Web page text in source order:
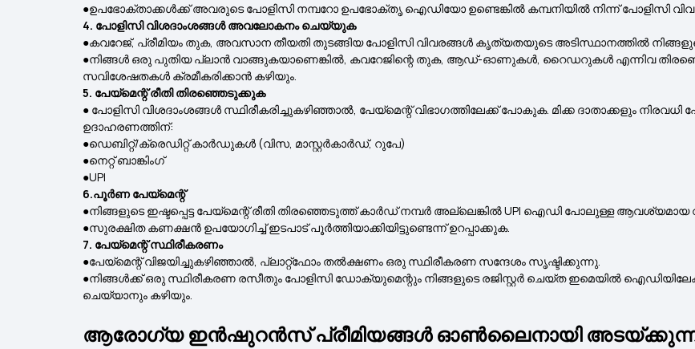
●ഉപഭോക്താക്കൾക്ക് അവരുടെ പോളിസി നമ്പറോ ഉപഭോക്തൃ ഐഡിയോ ഉണ്ടെങ്കിൽ കമ്പനിയിൽ നിന്ന് പോളിസി
4. പോളിസി വിശദാംശങ്ങൾ അവലോകനം ചെയ്യുക
●കവറേജ്, പ്രീമിയം തുക, അവസാന തീയതി തുടങ്ങിയ പോളിസി വിവരങ്ങൾ കൃത്യതയുടെ അടിസ്ഥാനത്തിൽ
●നിങ്ങൾ ഒരു പുതിയ പ്ലാൻ വാങ്ങുകയാണെങ്കിൽ, കവറേജിന്റെ തുക, ആഡ്-ഓണുകൾ, റൈഡറുകൾ എന്നിവ
സവിശേഷതകൾ ക്രമീകരിക്കാൻ കഴിയും.
5. പേയ്‌മെന്റ് രീതി തിരഞ്ഞെടുക്കുക
● പോളിസി വിശദാംശങ്ങൾ സ്ഥിരീകരിച്ചുകഴിഞ്ഞാൽ, പേയ്‌മെന്റ് വിഭാഗത്തിലേക്ക് പോകുക. മിക്ക ദാതാക്കളും
ഉദാഹരണത്തിന്:
●ഡെബിറ്റ്/ക്രെഡിറ്റ് കാർഡുകൾ (വിസ, മാസ്റ്റർകാർഡ്, റുപേ)
●നെറ്റ് ബാങ്കിംഗ്
●UPI
6.പൂർണ പേയ്‌മെന്റ്
●നിങ്ങളുടെ ഇഷ്ടപ്പെട്ട പേയ്‌മെന്റ് രീതി തിരഞ്ഞെടുത്ത് കാർഡ് നമ്പർ അല്ലെങ്കിൽ UPI ഐഡി പോലുള്ള
●സുരക്ഷിത കണക്ഷൻ ഉപയോഗിച്ച് ഇടപാട് പൂർത്തിയാക്കിയിട്ടുണ്ടെന്ന് ഉറപ്പാക്കുക.
7. പേയ്‌മെന്റ് സ്ഥിരീകരണം
●പേയ്‌മെന്റ് വിജയിച്ചുകഴിഞ്ഞാൽ, പ്ലാറ്റ്‌ഫോം തൽക്ഷണം ഒരു സ്ഥിരീകരണ സന്ദേശം സൃഷ്ടിക്കുന്നു.
●നിങ്ങൾക്ക് ഒരു സ്ഥിരീകരണ രസീതും പോളിസി ഡോക്യുമെന്റും നിങ്ങളുടെ രജിസ്റ്റർ ചെയ്ത ഇമെയിൽ
ചെയ്യാനും കഴിയും.
ആരോഗ്യ ഇൻഷുറൻസ് പ്രീമിയങ്ങൾ ഓൺലൈനായി